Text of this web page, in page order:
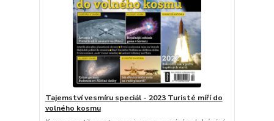
Tajemství vesmíru speciál - 2023 Turisté míří do
volného kosmu